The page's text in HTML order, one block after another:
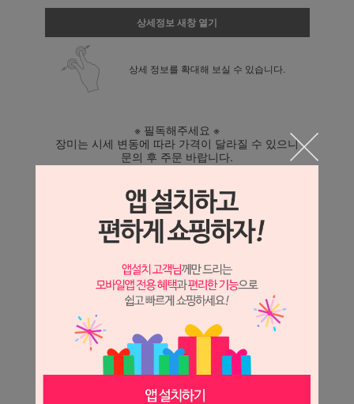
상세정보 새창 열기
상세 정보를 확대해 보실 수 있습니다.
※ 필독해주세요 ※
장미는 시세 변동에 따라 가격이 달라질 수 있으니
문의 후 주문 바랍니다.